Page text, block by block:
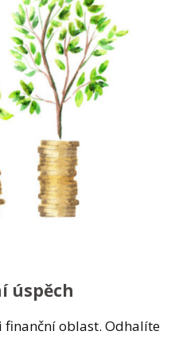
úspěch
finanční oblast. Odhalíte